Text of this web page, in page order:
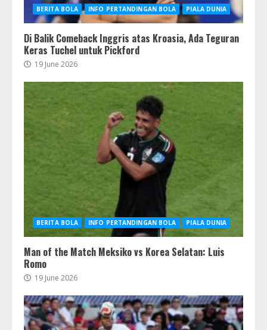
BERITA BOLA INFO PERTANDINGAN BOLA PIALA DUNIA
Di Balik Comeback Inggris atas Kroasia, Ada Teguran
Keras Tuchel untuk Pickford
19 June 2026
BERITA BOLA INFO PERTANDINGAN BOLA PIALA DUNIA
Man of the Match Meksiko vs Korea Selatan: Luis
Romo
19 June 2026